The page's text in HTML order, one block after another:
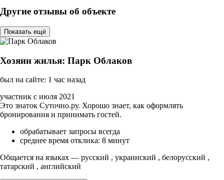
Другие отзывы об объекте
Показать ещё
Хозяин жилья: Парк Облаков
был на сайте: 1 час назад
участник с июля 2021
Это знаток Суточно.ру. Хорошо знает, как оформлять
бронирования и принимать гостей.
обрабатывает запросы всегда
среднее время отклика: 8 минут
Общается на языках — русский , украинский , белорусский ,
татарский , английский